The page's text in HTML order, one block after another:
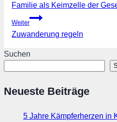
Familie als Keimzelle der
Weiter
Zuwanderung regeln
Suchen
Neueste Beiträge
5 Jahre Kämpferherzen in